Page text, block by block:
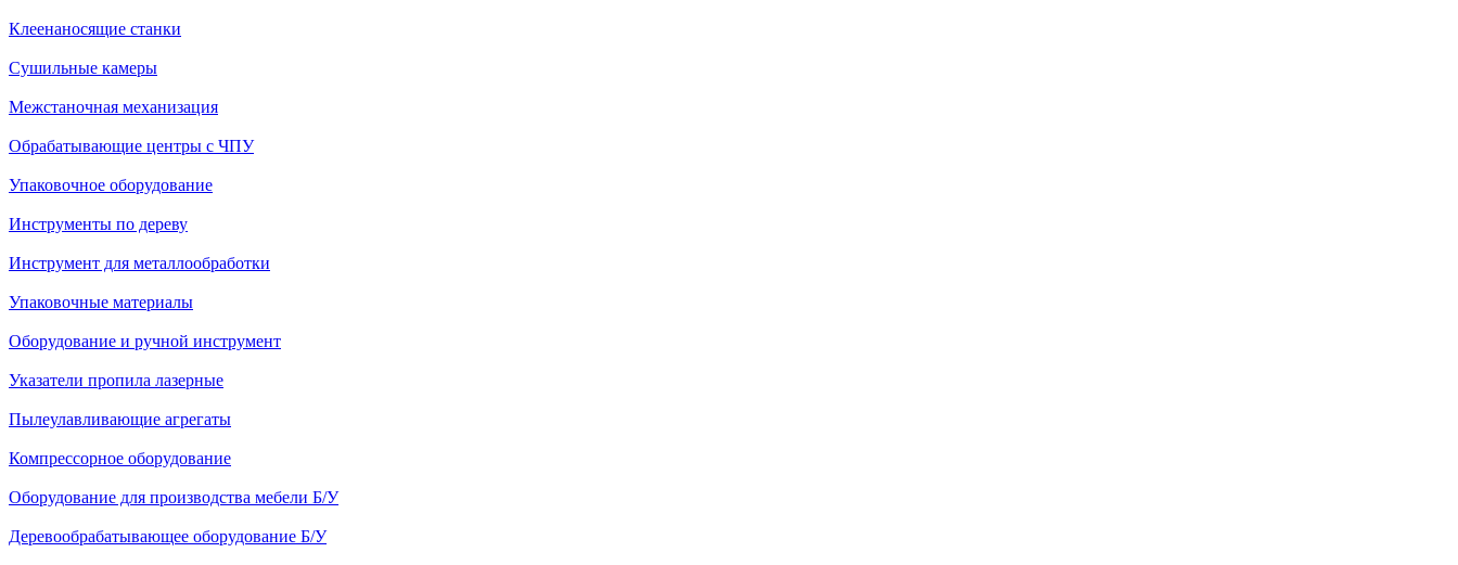
Клеенаносящие станки
Сушильные камеры
Межстаночная механизация
Обрабатывающие центры с ЧПУ
Упаковочное оборудование
Инструменты по дереву
Инструмент для металлообработки
Упаковочные материалы
Оборудование и ручной инструмент
Указатели пропила лазерные
Пылеулавливающие агрегаты
Компрессорное оборудование
Оборудование для производства мебели Б/У
Деревообрабатывающее оборудование Б/У